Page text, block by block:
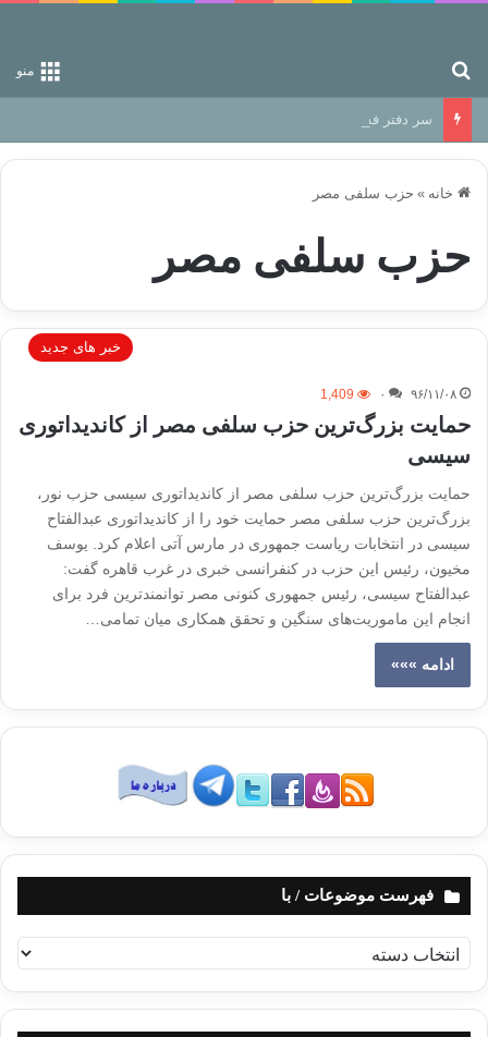
منو
سر دفتر فساد در زمین‌، دوری وکناره‌گیری از راه خداست‌!
خانه » حزب سلفی مصر
حزب سلفی مصر
خبر های جدید
۹۶/۱۱/۰۸ ۰ 1,409
حمایت بزرگ‌ترین حزب سلفی مصر از کاندیداتوری
سیسی
حمایت بزرگ‌ترین حزب سلفی مصر از کاندیداتوری سیسی حزب نور،
بزرگ‌ترین حزب سلفی مصر حمایت خود را از کاندیداتوری عبدالفتاح
سیسی در انتخابات ریاست جمهوری در مارس آتی اعلام کرد. یوسف
مخیون، رئیس این حزب در کنفرانسی خبری در غرب قاهره گفت:
عبدالفتاح سیسی، رئیس جمهوری کنونی مصر توانمندترین فرد برای
انجام این ماموریت‌های سنگین و تحقق همکاری میان تمامی…
ادامه »»»
فهرست موضوعات / با
ه
ر